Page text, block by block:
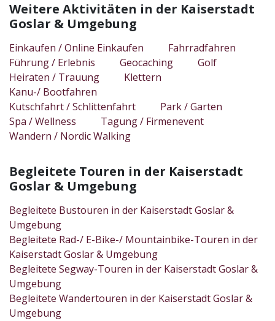
Weitere Aktivitäten in der Kaiserstadt
Goslar & Umgebung
Einkaufen / Online Einkaufen
Fahrradfahren
Führung / Erlebnis
Geocaching
Golf
Heiraten / Trauung
Klettern
Kanu-/ Bootfahren
Kutschfahrt / Schlittenfahrt
Park / Garten
Spa / Wellness
Tagung / Firmenevent
Wandern / Nordic Walking
Begleitete Touren in der Kaiserstadt
Goslar & Umgebung
Begleitete Bustouren in der Kaiserstadt Goslar &
Umgebung
Begleitete Rad-/ E-Bike-/ Mountainbike-Touren in der
Kaiserstadt Goslar & Umgebung
Begleitete Segway-Touren in der Kaiserstadt Goslar &
Umgebung
Begleitete Wandertouren in der Kaiserstadt Goslar &
Umgebung